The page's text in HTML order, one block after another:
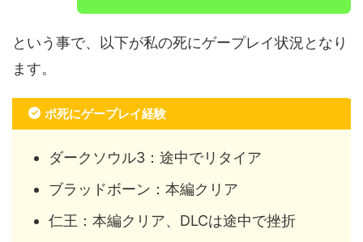
という事で、以下が私の死にゲープレイ状況となり
ます。
ポ死にゲープレイ経験
ダークソウル3：途中でリタイア
ブラッドボーン：本編クリア
仁王：本編クリア、DLCは途中で挫折